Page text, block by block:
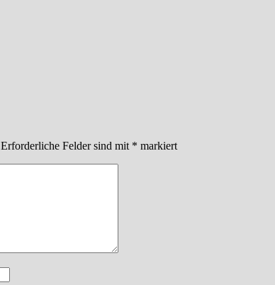
Erforderliche Felder sind mit * markiert